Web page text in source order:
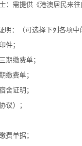
：需提供《港澳居民来
明：（可选择下列各项中
件；
期缴费单；
缴费单；
舍证明；
议）；
费单据；